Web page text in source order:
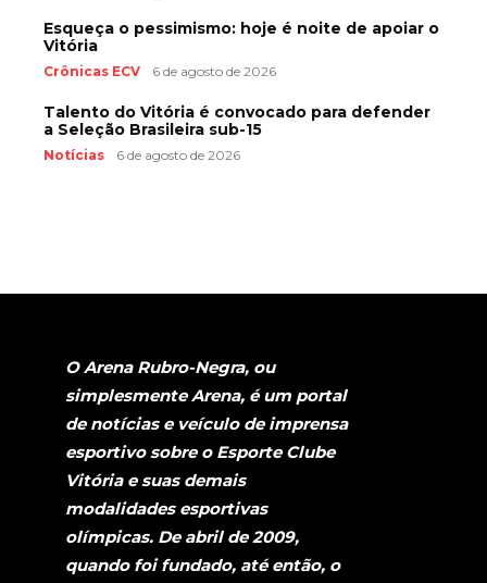
Esqueça o pessimismo: hoje é noite de apoiar o
Vitória
Crônicas ECV 6 de agosto de 2026
Talento do Vitória é convocado para defender
a Seleção Brasileira sub-15
Notícias 6 de agosto de 2026
O Arena Rubro-Negra, ou
simplesmente Arena, é um portal
de notícias e veículo de imprensa
esportivo sobre o Esporte Clube
Vitória e suas demais
modalidades esportivas
olímpicas. De abril de 2009,
quando foi fundado, até então, o